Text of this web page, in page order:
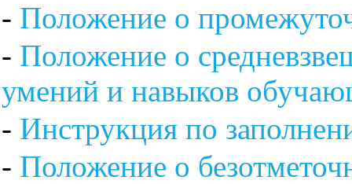
- Положение о
- Положение о
умений и навыков
- Инструкция по
- Положение о